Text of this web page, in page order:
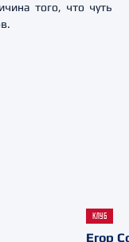
того, что чуть
КЛУБ
Егор